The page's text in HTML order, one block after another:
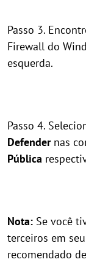
Passo 3.
Firewall do
esquerda.
Passo 4.
Defendernas
Pública
Nota: Se você
terceiros em
recomendado